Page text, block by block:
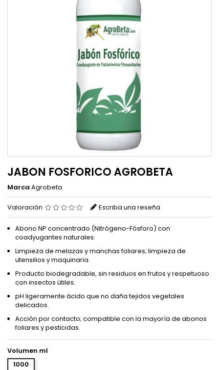
JABON FOSFORICO AGROBETA
Marca Agrobeta
Valoración Escriba una reseña
Abono NP concentrado (Nitrógeno-Fósforo) con
coadyugantes naturales.
Limpieza de melazas y manchas foliares; limpieza de
utensilios y maquinaria.
Producto biodegradable, sin residuos en frutos y respetuoso
con insectos útiles.
pH ligeramente ácido que no daña tejidos vegetales
delicados.
Acción por contacto; compatible con la mayoría de abonos
foliares y pesticidas.
Volumen ml
1000